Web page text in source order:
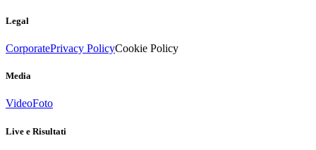
Legal
CorporatePrivacy PolicyCookie Policy
Media
VideoFoto
Live e Risultati